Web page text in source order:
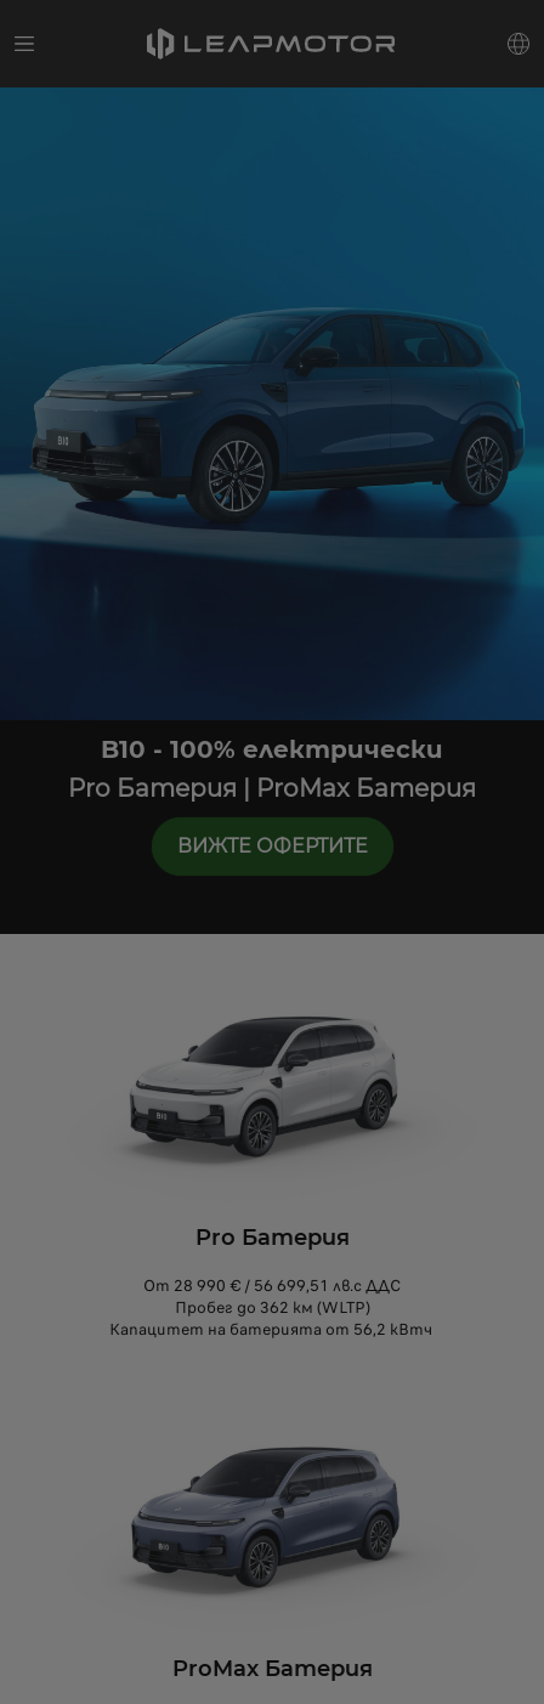
B10 - 100% електрически
Pro Батерия | ProMax Батерия
ВИЖТЕ ОФЕРТИТЕ
Pro Батерия
От 28 990 € / 56 699,51 лв.с ДДС
Пробег до 362 км (WLTP)
Капацитет на батерията от 56,2 кВтч
ProMax Батерия